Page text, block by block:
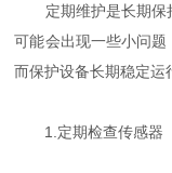
定期维护是长期保
可能会出现一些小问
而保护设备长期稳定运
1.定期检查传感器